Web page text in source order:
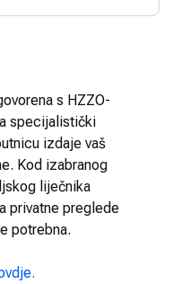
s HZZO-
specijalistički
izdaje vaš
Kod izabranog
liječnika
privatne preglede
potrebna.